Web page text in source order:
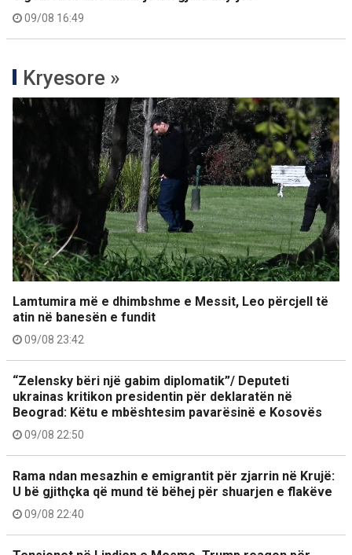
09/08 16:49
Kryesore »
Lamtumira më e dhimbshme e Messit, Leo përcjell të
atin në banesën e fundit
09/08 23:42
“Zelensky bëri një gabim diplomatik”/ Deputeti
ukrainas kritikon presidentin për deklaratën në
Beograd: Këtu e mbështesim pavarësinë e Kosovës
09/08 22:50
Rama ndan mesazhin e emigrantit për zjarrin në Krujë:
U bë gjithçka që mund të bëhej për shuarjen e flakëve
09/08 22:40